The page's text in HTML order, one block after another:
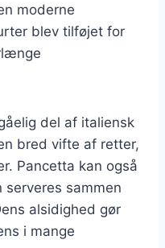
moderne
blev tilføjet for
del af italiensk
bred vifte af retter,
Pancetta kan også
sammen
alsidighed gør
i mange